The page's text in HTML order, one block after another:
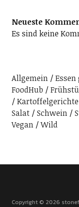
Neueste
Es sind keine
Allgemein Essen
FoodHub
Kartoffelgerichte
Salat
Schwein
Vegan
Wild
Copyright © 2026